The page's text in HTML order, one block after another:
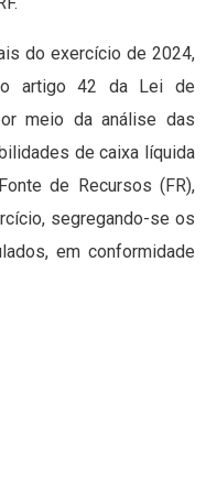
do exercício de 2024,
artigo 42 da Lei de
meio da análise das
de caixa líquida
de Recursos (FR),
segregando-se os
em conformidade